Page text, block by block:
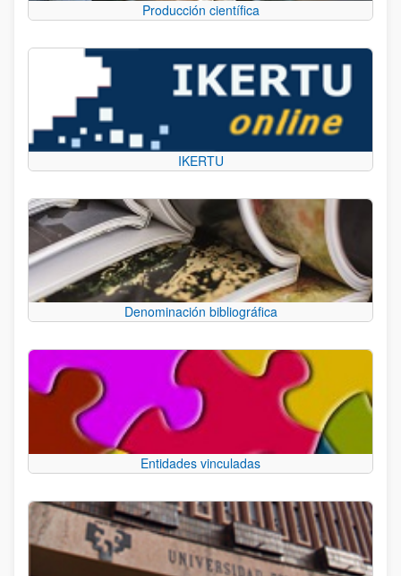
Producción científica
IKERTU
Denominación bibliográfica
Entidades vinculadas